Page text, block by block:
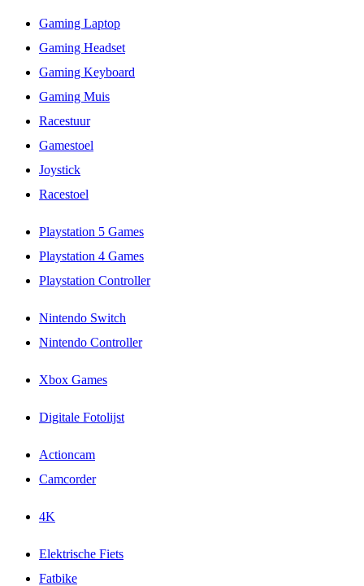
Gaming Laptop
Gaming Headset
Gaming Keyboard
Gaming Muis
Racestuur
Gamestoel
Joystick
Racestoel
Playstation 5 Games
Playstation 4 Games
Playstation Controller
Nintendo Switch
Nintendo Controller
Xbox Games
Digitale Fotolijst
Actioncam
Camcorder
4K
Elektrische Fiets
Fatbike